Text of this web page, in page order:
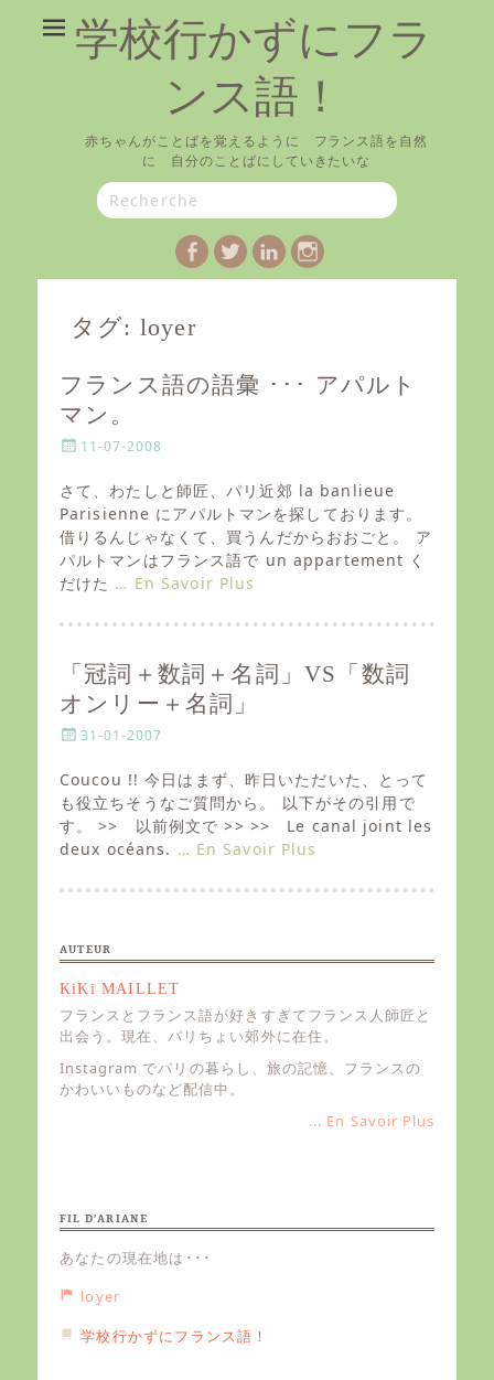
学校行かずにフラ
ンス語！
赤ちゃんがことばを覚えるように フランス語を自然
に 自分のことばにしていきたいな
Search
for:
Facebook
TwitterLinkedIn
Instagram
タグ: loyer
フランス語の語彙 ･･･ アパルト
マン。
P
s
t
e
d
o
n
11-07-2008
さて、わたしと師匠、パリ近郊 la banlieue
Parisienne にアパルトマンを探しております。
借りるんじゃなくて、買うんだからおおごと。 ア
パルトマンはフランス語で un appartement く
だけた … En Savoir Plus
「冠詞＋数詞＋名詞」VS「数詞
オンリー＋名詞」
P
s
e
d
o
31-01-2007
Coucou !! 今日はまず、昨日いただいた、とって
も役立ちそうなご質問から。 以下がその引用で
す。 >> 以前例文で >> >> Le canal joint les
deux océans. … En Savoir Plus
AUTEUR
KiKi MAILLET
フランスとフランス語が好きすぎてフランス人師匠と
出会う。現在、パリちょい郊外に在住。
Instagram でパリの暮らし、旅の記憶、フランスの
かわいいものなど配信中。
... En Savoir Plus
FIL D’ARIANE
あなたの現在地は･･･
loyer
学校行かずにフランス語！